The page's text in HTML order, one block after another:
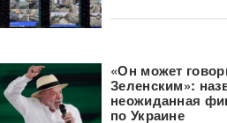
«Он может
Зеленским»:
неожиданная
по Украине